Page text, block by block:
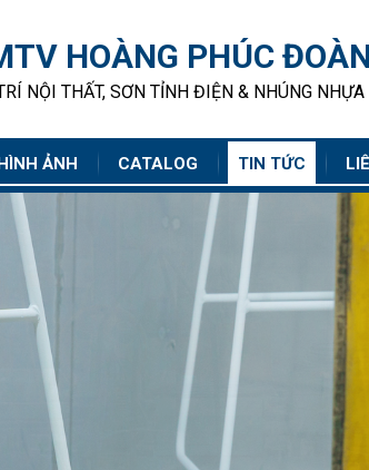
HOÀNG PHÚC
NỘI THẤT, SƠN TỈNH ĐIỆN & NHÚNG NHỰA
ẢNH CATALOG TIN TỨC